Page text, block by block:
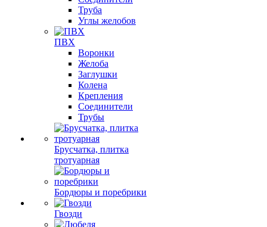
Труба
Углы желобов
ПВХ
Воронки
Желоба
Заглушки
Колена
Крепления
Соединители
Трубы
Брусчатка, плитка
тротуарная
Бордюры и поребрики
Гвозди